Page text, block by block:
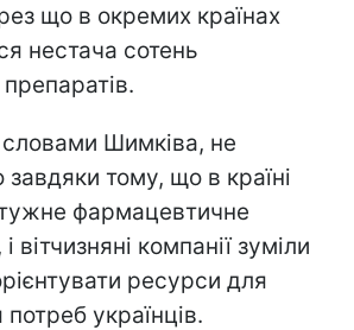
що в окремих країнах
нестача сотень
Шимківа, не
завдяки тому, що в країні
фармацевтичне
вітчизняні компанії зуміли
ресурси для
українців.